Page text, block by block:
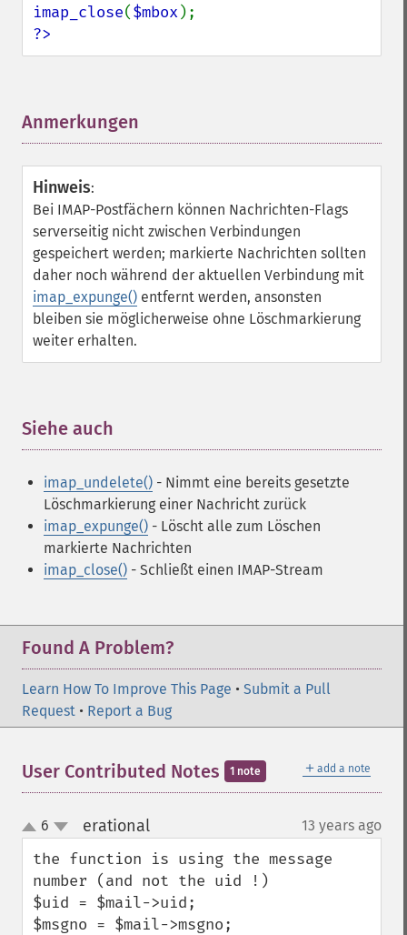
imap_close($mbox
?>
Anmerkungen
Hinweis:
Bei IMAP-Postfächern können Nachrichten-Flags
serverseitig nicht zwischen Verbindungen
gespeichert werden; markierte Nachrichten sollten
daher noch während der aktuellen Verbindung mit
imap_expunge() entfernt werden, ansonsten
bleiben sie möglicherweise ohne Löschmarkierung
weiter erhalten.
Siehe auch
imap_undelete() - Nimmt eine bereits gesetzte
Löschmarkierung einer Nachricht zurück
imap_expunge() - Löscht alle zum Löschen
markierte Nachrichten
imap_close() - Schließt einen IMAP-Stream
Found A Problem?
Learn How To Improve This Page • Submit a Pull
Request • Report a Bug
＋ add a note
User Contributed Notes 1 note
up
down
6 erational¶ 13 years ago
the function is using the message
number (and not the uid !)
$uid = $mail->uid;
$msgno = $mail->msgno;